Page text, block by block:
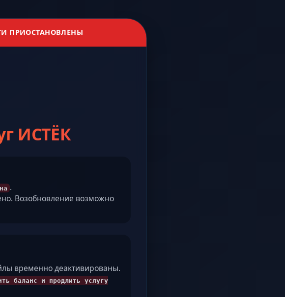
ПРИОСТАНОВЛЕНЫ
ИСТЁК
.
Возобновление возможно
временно деактивированы.
баланс и продлить услугу